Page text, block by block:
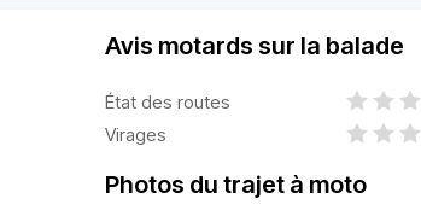
Avis motards sur la balade
État des routes
Virages
Photos du trajet à moto